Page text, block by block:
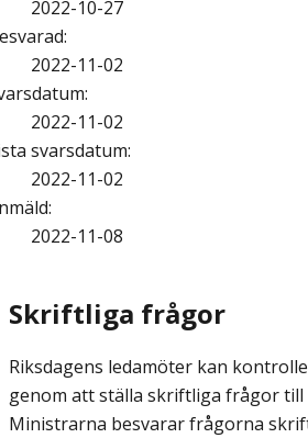
2022-10-27
:
2022-11-02
:
2022-11-02
svarsdatum:
2022-11-02
:
2022-11-08
Skriftliga frågor
Riksdagens ledamöter kan
genom att ställa skriftliga frågor till
Ministrarna besvarar frågorna